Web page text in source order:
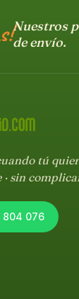
Nuestros
de envío.
tú
sin
804 076